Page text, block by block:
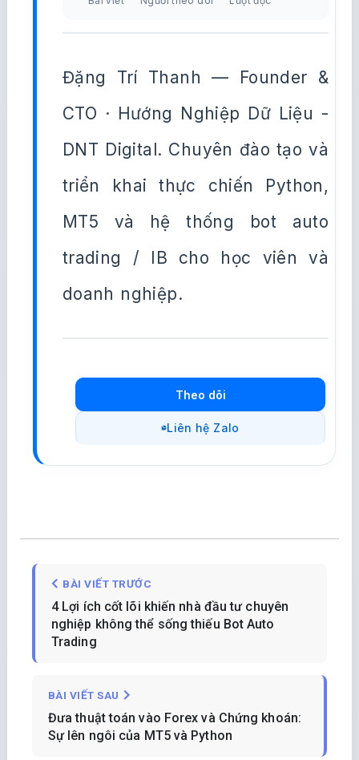
Đặng Trí Thanh — Founder &
CTO · Hướng Nghiệp Dữ Liệu -
DNT Digital. Chuyên đào tạo và
triển khai thực chiến Python,
MT5 và hệ thống bot auto
trading / IB cho học viên và
doanh nghiệp.
Theo dõi
Liên hệ Zalo
BÀI VIẾT TRƯỚC
4 Lợi ích cốt lõi khiến nhà đầu tư chuyên
nghiệp không thể sống thiếu Bot Auto
Trading
BÀI VIẾT SAU
Đưa thuật toán vào Forex và Chứng khoán:
Sự lên ngôi của MT5 và Python